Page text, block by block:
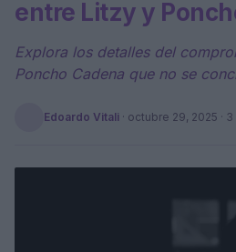
entre Litzy y
Explora los detalles del
Poncho Cadena que no se
Edoardo Vitali · octubre 29, 2025 ·